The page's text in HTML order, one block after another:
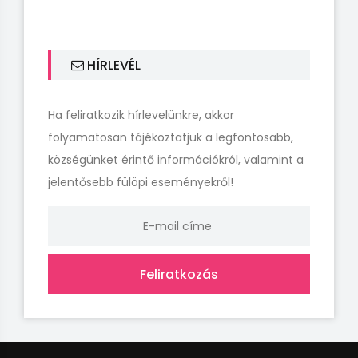
HÍRLEVÉL
Ha feliratkozik hírlevelünkre, akkor
folyamatosan tájékoztatjuk a legfontosabb,
községünket érintő információkról, valamint a
jelentősebb fülöpi eseményekről!
Feliratkozás